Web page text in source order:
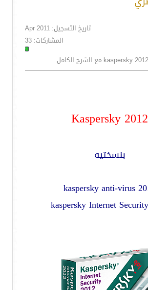
تاريخ التسجيل: Apr 2011
المشاركات: 33
Kaspersky 2012
بنسختيه
kaspersky anti-virus
kaspersky Internet